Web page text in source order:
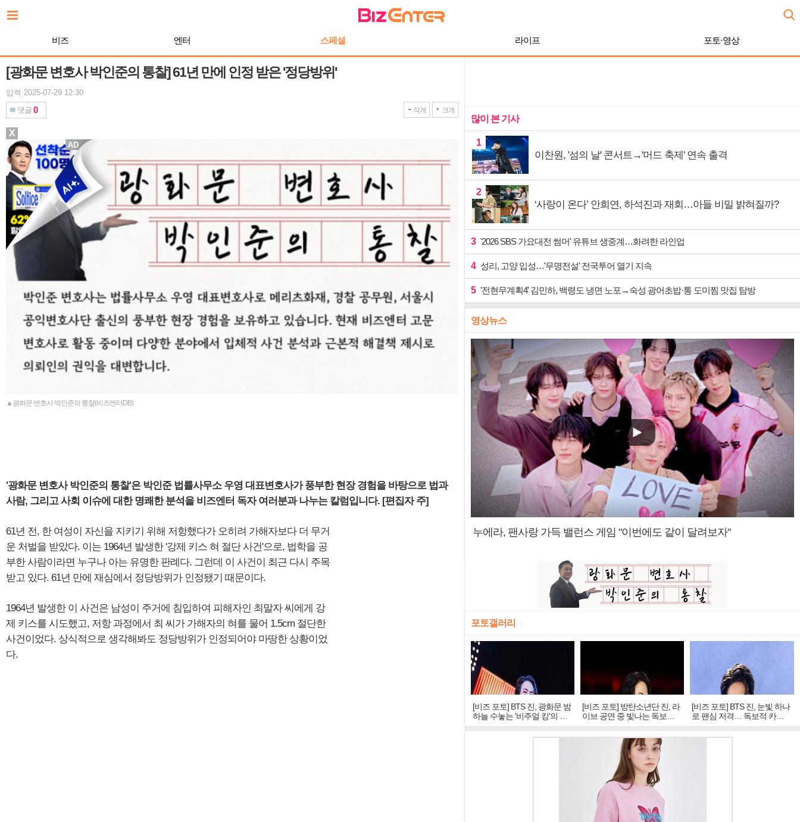
문
기
비즈 엔터 스페셜 라이프 포토·영상
[광화문 변호사 박인준의 통찰] 61년 만에 인정 받은 '정당방위'
입력 2025-07-29 12:30
댓글 0 작게 크게
▲광화문 변호사 박인준의 통찰(비즈엔터DB)
'광화문 변호사 박인준의 통찰'은 박인준 법률사무소 우영 대표변호사가 풍부한 현장 경험을 바탕으로 법과
사람, 그리고 사회 이슈에 대한 명쾌한 분석을 비즈엔터 독자 여러분과 나누는 칼럼입니다. [편집자 주]
61년 전, 한 여성이 자신을 지키기 위해 저항했다가 오히려 가해자보다 더 무거
운 처벌을 받았다. 이는 1964년 발생한 '강제 키스 혀 절단 사건'으로, 법학을 공
부한 사람이라면 누구나 아는 유명한 판례다. 그런데 이 사건이 최근 다시 주목
받고 있다. 61년 만에 재심에서 정당방위가 인정됐기 때문이다.
1964년 발생한 이 사건은 남성이 주거에 침입하여 피해자인 최말자 씨에게 강
제 키스를 시도했고, 저항 과정에서 최 씨가 가해자의 혀를 물어 1.5cm 절단한
사건이었다. 상식적으로 생각해봐도 정당방위가 인정되어야 마땅한 상황이었
다.
많이 본 기사
1
이찬원, '섬의 날' 콘서트→'머드 축제' 연속 출격
2
‘사랑이 온다’ 안희연, 하석진과 재회…아들 비밀 밝혀질까?
3 '2026 SBS 가요대전 썸머' 유튜브 생중계…화려한 라인업
4 성리, 고양 입성…'무명전설' 전국투어 열기 지속
5 '전현무계획4' 김민하, 백령도 냉면 노포→숙성 광어초밥·통 도미찜 맛집 탐방
영상뉴스
누에라, 팬사랑 가득 밸런스 게임 "이번에도 같이 달려보자"
포토갤러리
[비즈 포토] BTS 진, 광화문 밤
하늘 수놓는 '비주얼 킹'의 열
창
[비즈 포토] 방탄소년단 진, 라
이브 공연 중 빛나는 독보적
아우라
[비즈 포토] BTS 진, 눈빛 하나
로 팬심 저격… 독보적 카리
스마
X